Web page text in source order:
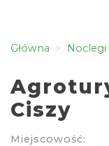
Główna Noclegi
Ciszy
Miejscowość: